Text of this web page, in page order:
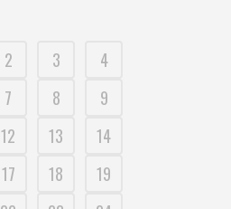
2 3
4
7 8
9
12 13
14
17 18
19